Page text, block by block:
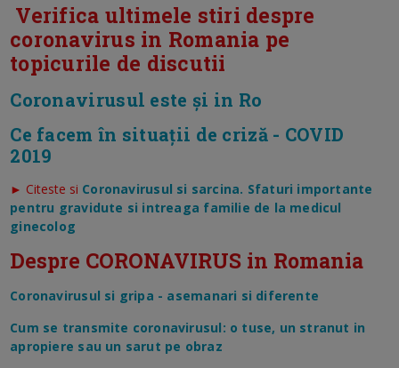
Verifica ultimele stiri despre
coronavirus in Romania pe
topicurile de discutii
Coronavirusul este și in Ro
Ce facem în situații de criză - COVID
2019
► Citeste si Coronavirusul si sarcina. Sfaturi importante
pentru gravidute si intreaga familie de la medicul
ginecolog
Despre CORONAVIRUS in Romania
Coronavirusul si gripa - asemanari si diferente
Cum se transmite coronavirusul: o tuse, un stranut in
apropiere sau un sarut pe obraz